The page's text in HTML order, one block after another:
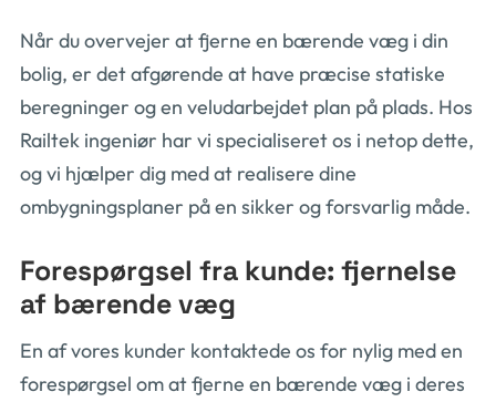
Når du overvejer at fjerne en bærende væg i din
bolig, er det afgørende at have præcise statiske
beregninger og en veludarbejdet plan på plads. Hos
Railtek ingeniør har vi specialiseret os i netop dette,
og vi hjælper dig med at realisere dine
ombygningsplaner på en sikker og forsvarlig måde.
Forespørgsel fra kunde: fjernelse
af bærende væg
En af vores kunder kontaktede os for nylig med en
forespørgsel om at fjerne en bærende væg i deres